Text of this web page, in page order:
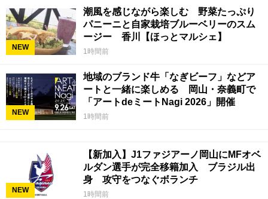
NEW
潮風を感じながら楽しむ 野菜たっぷり
パニーニと自家栽培ブルーベリーのスム
ージー 香川【ほっとマルシェ】
1時間前
NEW
地域のブランド牛「なぎビーフ」などア
ートと一緒に楽しめる 岡山・奈義町で
「アートdeミートNagi 2026」開催
1時間前
NEW
【新加入】J1ファジアーノ岡山にMFオベ
ルダン選手が完全移籍加入 ブラジル出
身 攻守をつなぐボランチ
1時間前